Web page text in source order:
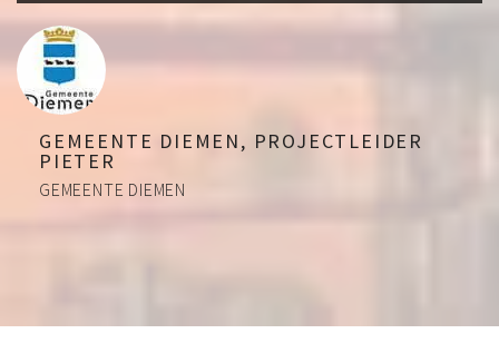
GEMEENTE DIEMEN, PROJECTLEIDER
PIETER
GEMEENTE DIEMEN